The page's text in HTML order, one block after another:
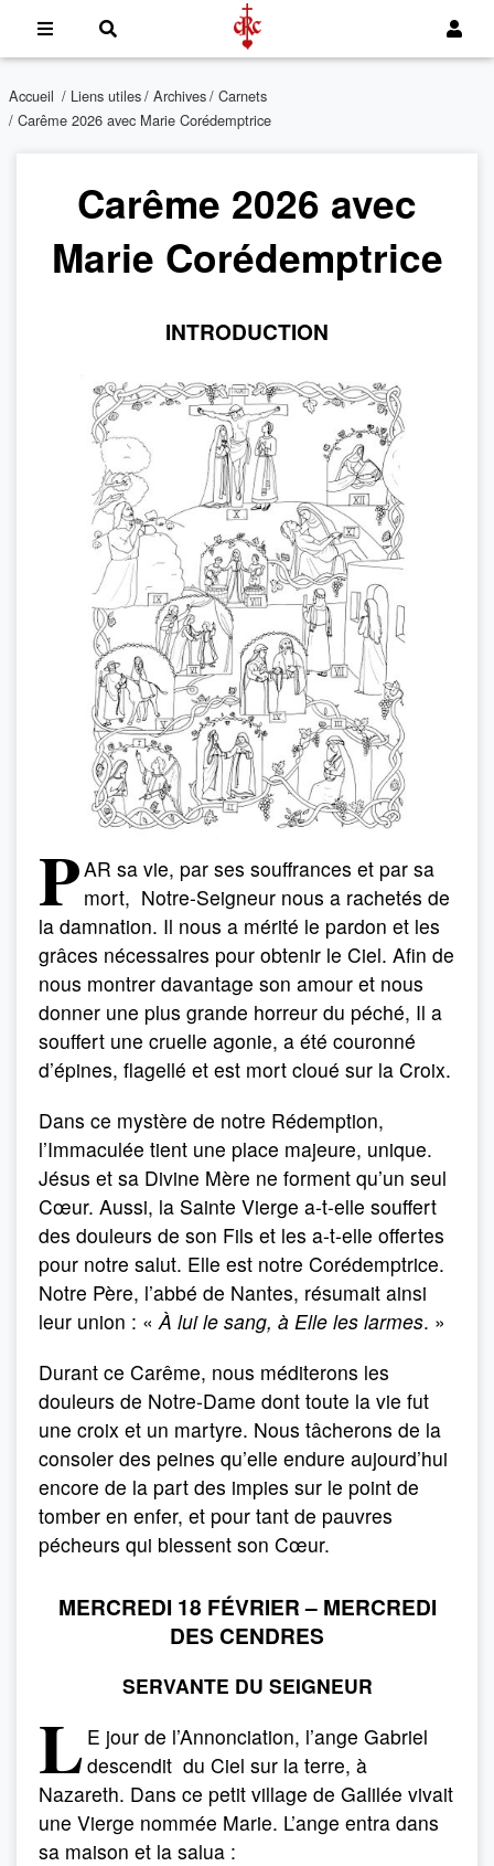
Accueil / Liens utiles/ Archives/ Carnets
/ Carême 2026 avec Marie Corédemptrice
Carême 2026 avec
Marie Corédemptrice
INTRODUCTION
PAR sa vie, par ses souffrances et par sa
mort, Notre-Seigneur nous a rachetés de
la damnation. Il nous a mérité le pardon et les
grâces nécessaires pour obtenir le Ciel. Afin de
nous montrer davantage son amour et nous
donner une plus grande horreur du péché, Il a
souffert une cruelle agonie, a été couronné
d’épines, flagellé et est mort cloué sur la Croix.
Dans ce mystère de notre Rédemption,
l’Immaculée tient une place majeure, unique.
Jésus et sa Divine Mère ne forment qu’un seul
Cœur. Aussi, la Sainte Vierge a-t-elle souffert
des douleurs de son Fils et les a-t-elle offertes
pour notre salut. Elle est notre Corédemptrice.
Notre Père, l’abbé de Nantes, résumait ainsi
leur union : « À lui le sang, à Elle les larmes. »
Durant ce Carême, nous méditerons les
douleurs de Notre-Dame dont toute la vie fut
une croix et un martyre. Nous tâcherons de la
consoler des peines qu’elle endure aujourd’hui
encore de la part des impies sur le point de
tomber en enfer, et pour tant de pauvres
pécheurs qui blessent son Cœur.
MERCREDI 18 FÉVRIER – MERCREDI
DES CENDRES
SERVANTE DU SEIGNEUR
L E jour de l’Annonciation, l’ange Gabriel
descendit du Ciel sur la terre, à
Nazareth. Dans ce petit village de Galilée vivait
une Vierge nommée Marie. L’ange entra dans
sa maison et la salua :